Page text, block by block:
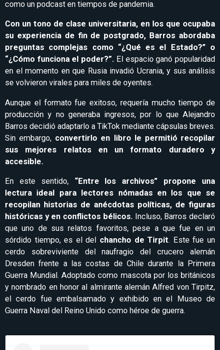
como un podcast en tiempos de pandemia.
Con un tono de clase universitaria, en los que ocupaba
su experiencia de fin de postgrado, Barros abordaba
preguntas complejas como “¿Qué es el Estado?” o
“¿Cómo funciona el poder?”. El espacio ganó popularidad
en el momento en que Rusia invadió Ucrania, y sus análisis
se volvieron virales para miles de oyentes.
Aunque el formato fue exitoso, requería mucho tiempo de
producción y no generaba ingresos, por lo que Alejandro
Barros decidió adaptarlo a TikTok mediante cápsulas breves.
Sin embargo, convertirlo en libro le permitió recopilar
sus mejores relatos en un formato duradero y
accesible.
En este sentido, “Entre los archivos” propone una
lectura ideal para lectores nómadas en los que se
recopilan historias de anécdotas políticas, de figuras
históricas y en conflictos bélicos. Incluso, Barros declaró
que uno de sus relatos favoritos, pese a que fue en un
sórdido tiempo, es el del chancho de Tirpit. Este fue un
cerdo sobreviviente del naufragio del crucero alemán
Dresden frente a las costas de Chile durante la Primera
Guerra Mundial. Adoptado como mascota por los británicos
y nombrado en honor al almirante alemán Alfred von Tirpitz,
el cerdo fue embalsamado y exhibido en el Museo de
Guerra Naval del Reino Unido como héroe de guerra.